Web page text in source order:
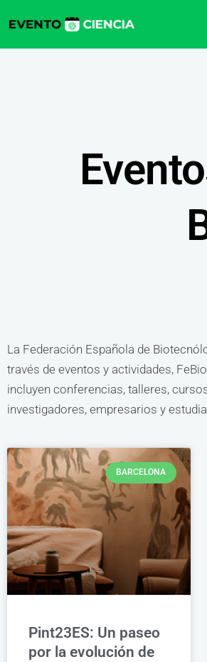
La Federación Española de
través de eventos y actividades,
incluyen conferencias, talleres,
investigadores, empresarios y
BARCELONA
Pint23ES: Un paseo
por la evolución de